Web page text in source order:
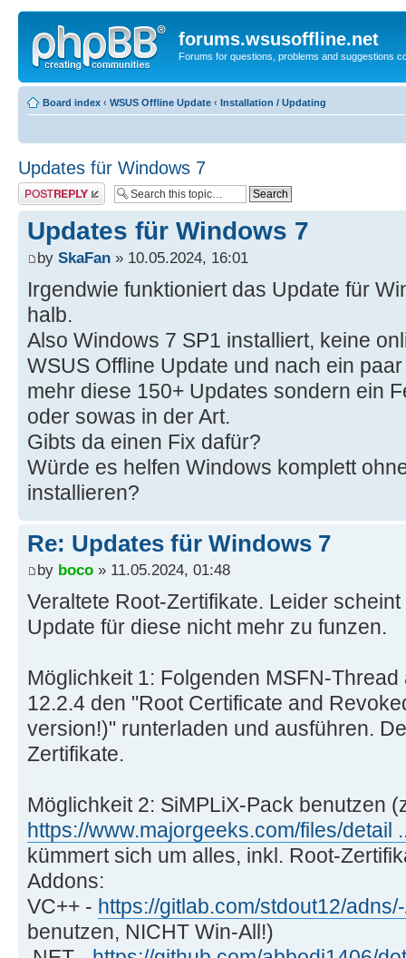
forums.wsusoffline.net
Forums for questions, problems and suggestions
Board index ‹ WSUS Offline Update ‹ Installation / Updating
Updates für Windows 7
Post a reply
Updates für Windows 7
by SkaFan » 10.05.2024, 16:01
Irgendwie funktioniert das Update für
halb.
Also Windows 7 SP1 installiert, keine
WSUS Offline Update und nach ein
mehr diese 150+ Updates sondern ein
oder sowas in der Art.
Gibts da einen Fix dafür?
Würde es helfen Windows komplett
installieren?
Re: Updates für Windows 7
by boco » 11.05.2024, 01:48
Veraltete Root-Zertifikate. Leider
Update für diese nicht mehr zu funzen.
Möglichkeit 1: Folgenden MSFN-
12.2.4 den "Root Certificate and
version!)" runterladen und ausführen.
Zertifikate.
Möglichkeit 2: SiMPLiX-Pack benutzen
https://www.majorgeeks.com/files/detail
kümmert sich um alles, inkl. Root-
Addons:
VC++ - https://gitlab.com/stdout12/
benutzen, NICHT Win-All!)